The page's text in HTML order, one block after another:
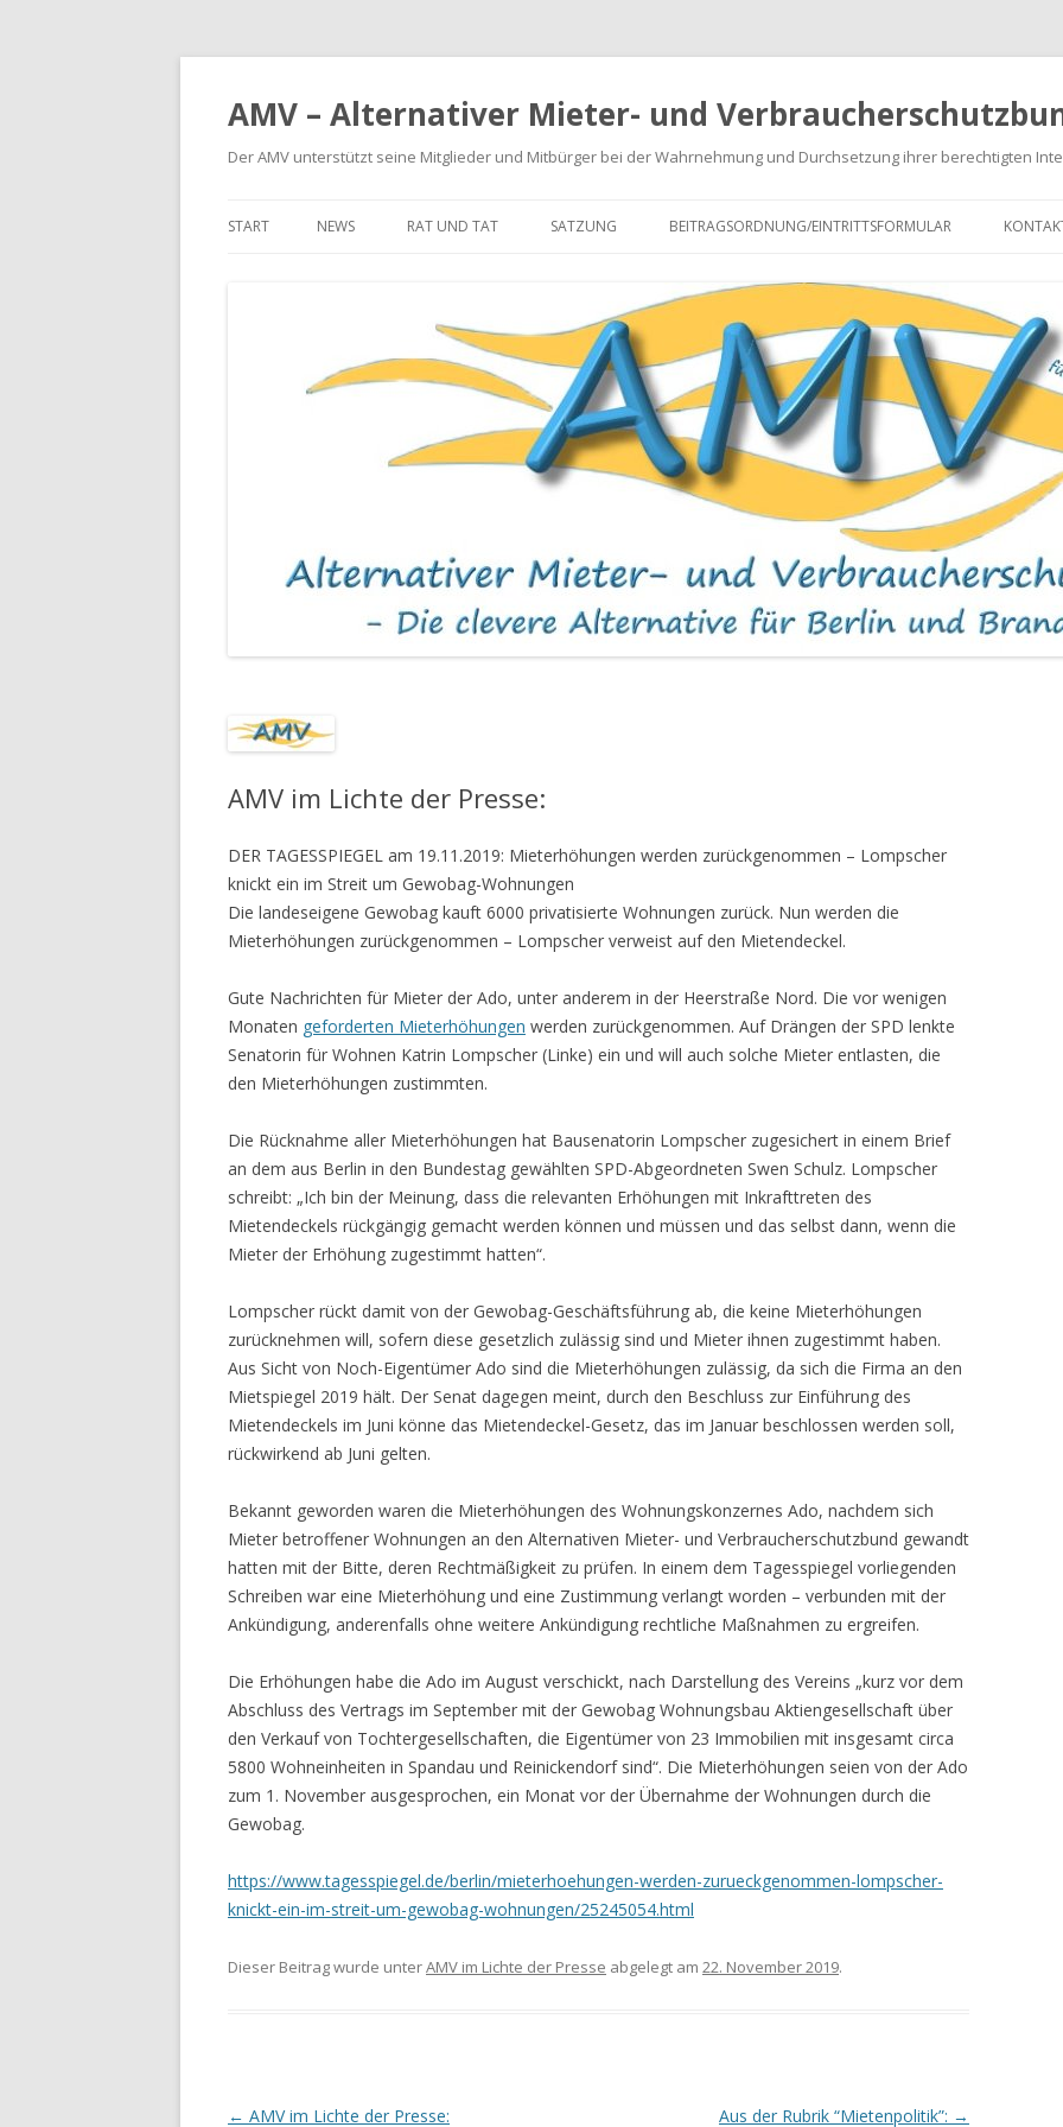
AMV – Alternativer Mieter- und
Der AMV unterstützt seine Mitglieder und Mitbürger bei der Wahrnehmung und Durchsetzung ihrer berechtigten
zum
START NEWS RAT UND TAT
MIETERHÖHUNGEN
MIETMÄNGEL
MODERNISIERUNGEN
SCHÖNHEITSREPARATUREN
SATZUNG BEITRAGSORDNUNG/EINTRITTSFORMULAR
AMV im Lichte der Presse:
DER TAGESSPIEGEL am 19.11.2019: Mieterhöhungen werden zurückgenommen – Lompscher
knickt ein im Streit um Gewobag-Wohnungen
Die landeseigene Gewobag kauft 6000 privatisierte Wohnungen zurück. Nun werden die
Mieterhöhungen zurückgenommen – Lompscher verweist auf den Mietendeckel.
Gute Nachrichten für Mieter der Ado, unter anderem in der Heerstraße Nord. Die vor wenigen
Monaten geforderten Mieterhöhungen werden zurückgenommen. Auf Drängen der SPD lenkte
Senatorin für Wohnen Katrin Lompscher (Linke) ein und will auch solche Mieter entlasten, die
den Mieterhöhungen zustimmten.
Die Rücknahme aller Mieterhöhungen hat Bausenatorin Lompscher zugesichert in einem Brief
an dem aus Berlin in den Bundestag gewählten SPD-Abgeordneten Swen Schulz. Lompscher
schreibt: „Ich bin der Meinung, dass die relevanten Erhöhungen mit Inkrafttreten des
Mietendeckels rückgängig gemacht werden können und müssen und das selbst dann, wenn die
Mieter der Erhöhung zugestimmt hatten“.
Lompscher rückt damit von der Gewobag-Geschäftsführung ab, die keine Mieterhöhungen
zurücknehmen will, sofern diese gesetzlich zulässig sind und Mieter ihnen zugestimmt haben.
Aus Sicht von Noch-Eigentümer Ado sind die Mieterhöhungen zulässig, da sich die Firma an den
Mietspiegel 2019 hält. Der Senat dagegen meint, durch den Beschluss zur Einführung des
Mietendeckels im Juni könne das Mietendeckel-Gesetz, das im Januar beschlossen werden soll,
rückwirkend ab Juni gelten.
Bekannt geworden waren die Mieterhöhungen des Wohnungskonzernes Ado, nachdem sich
Mieter betroffener Wohnungen an den Alternativen Mieter- und Verbraucherschutzbund gewandt
hatten mit der Bitte, deren Rechtmäßigkeit zu prüfen. In einem dem Tagesspiegel vorliegenden
Schreiben war eine Mieterhöhung und eine Zustimmung verlangt worden – verbunden mit der
Ankündigung, anderenfalls ohne weitere Ankündigung rechtliche Maßnahmen zu ergreifen.
Die Erhöhungen habe die Ado im August verschickt, nach Darstellung des Vereins „kurz vor dem
Abschluss des Vertrags im September mit der Gewobag Wohnungsbau Aktiengesellschaft über
den Verkauf von Tochtergesellschaften, die Eigentümer von 23 Immobilien mit insgesamt circa
5800 Wohneinheiten in Spandau und Reinickendorf sind“. Die Mieterhöhungen seien von der Ado
zum 1. November ausgesprochen, ein Monat vor der Übernahme der Wohnungen durch die
Gewobag.
https://www.tagesspiegel.de/berlin/mieterhoehungen-werden-zurueckgenommen-lompscher-
knickt-ein-im-streit-um-gewobag-wohnungen/25245054.html
Dieser Beitrag wurde unterAMV im Lichte der Presse abgelegt am 22. November 2019.
Beitrags-
← AMV im Lichte der Presse: Aus der Rubrik “Mietenpolitik”: →